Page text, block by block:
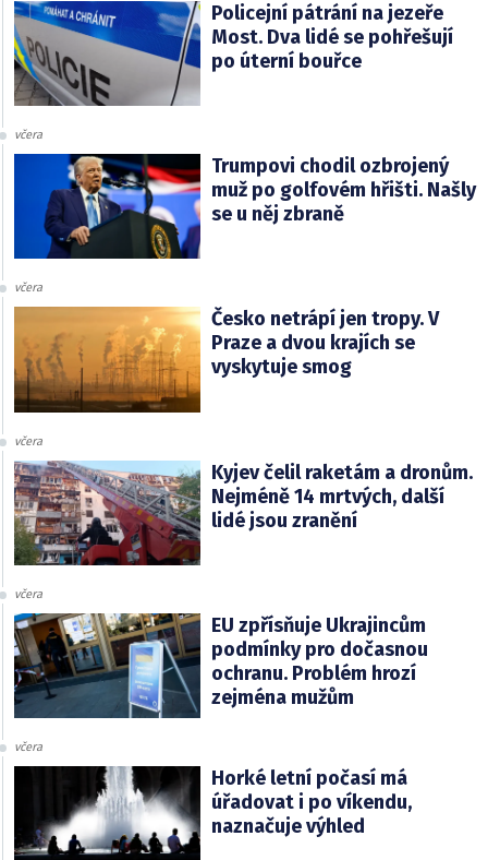
Policejní pátrání na jezeře
Most. Dva lidé se pohřešují
po úterní bouřce
včera
Trumpovi chodil ozbrojený
muž po golfovém hřišti. Našly
se u něj zbraně
včera
Česko netrápí jen tropy. V
Praze a dvou krajích se
vyskytuje smog
včera
Kyjev čelil raketám a dronům.
Nejméně 14 mrtvých, další
lidé jsou zranění
včera
EU zpřísňuje Ukrajincům
podmínky pro dočasnou
ochranu. Problém hrozí
zejména mužům
včera
Horké letní počasí má
úřadovat i po víkendu,
naznačuje výhled